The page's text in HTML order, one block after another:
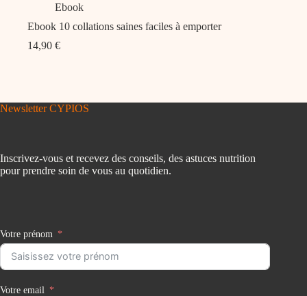
Ebook
Ebook 10 collations saines faciles à emporter
14,90 €
Newsletter CYPIOS
Inscrivez-vous et recevez des conseils, des astuces nutrition
pour prendre soin de vous au quotidien.
Votre prénom
Votre email